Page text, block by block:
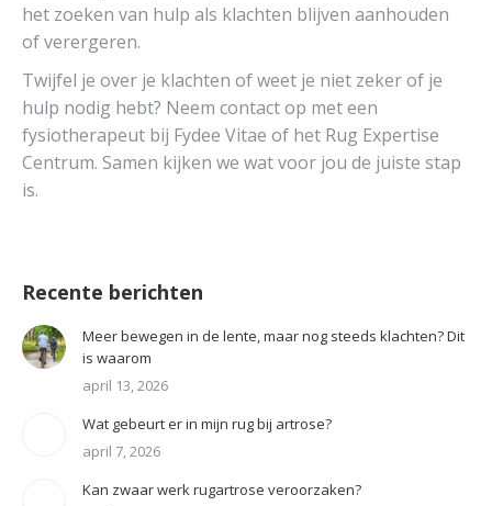
het zoeken van hulp als klachten blijven aanhouden
of verergeren.
Twijfel je over je klachten of weet je niet zeker of je
hulp nodig hebt? Neem contact op met een
fysiotherapeut bij Fydee Vitae of het Rug Expertise
Centrum. Samen kijken we wat voor jou de juiste stap
is.
Recente berichten
Meer bewegen in de lente, maar nog steeds klachten? Dit
is waarom
april 13, 2026
Wat gebeurt er in mijn rug bij artrose?
april 7, 2026
Kan zwaar werk rugartrose veroorzaken?